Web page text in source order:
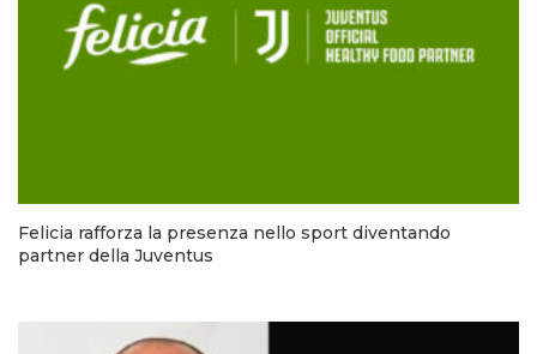
Felicia rafforza la presenza nello sport diventando
partner della Juventus